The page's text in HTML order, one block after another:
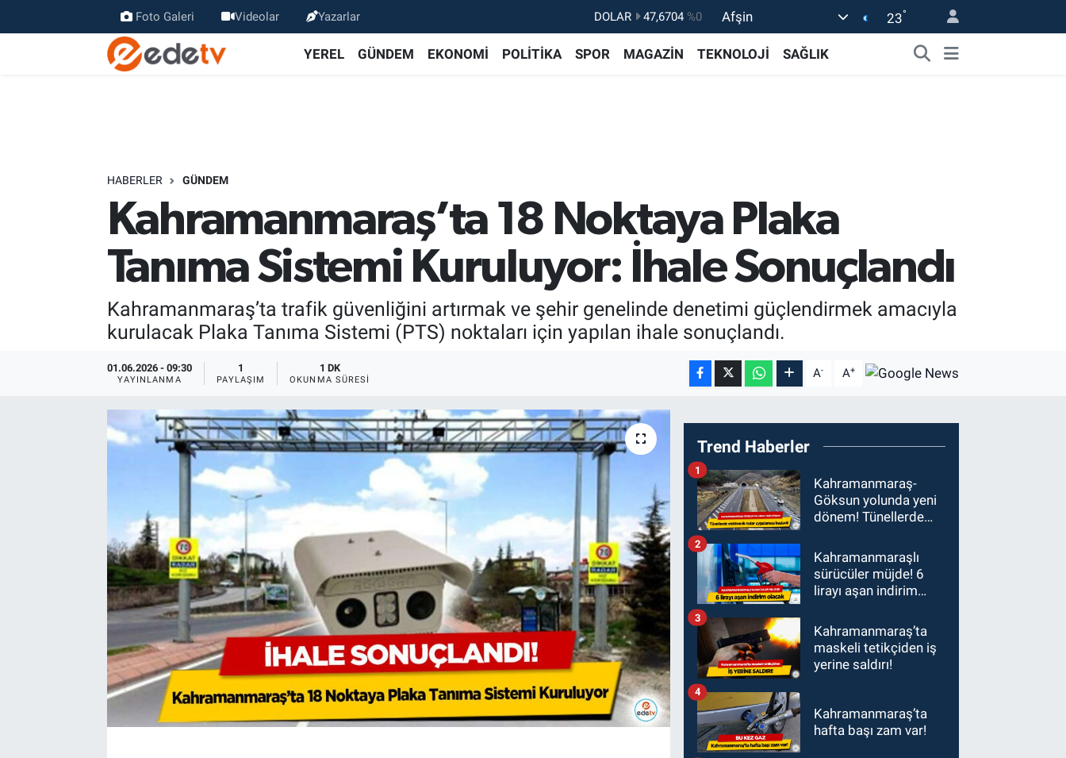
Foto Galeri Videolar Yazarlar DOLAR 47,6704 %0
EURO
55,0406
%-0.08
Afşin 23°
YEREL GÜNDEM EKONOMİ POLİTİKA SPOR MAGAZİN TEKNOLOJİ SAĞLIK
HABERLER GÜNDEM
Kahramanmaraş’ta 18 Noktaya Plaka
Tanıma Sistemi Kuruluyor: İhale Sonuçlandı
Kahramanmaraş’ta trafik güvenliğini artırmak ve şehir genelinde denetimi güçlendirmek amacıyla
kurulacak Plaka Tanıma Sistemi (PTS) noktaları için yapılan ihale sonuçlandı.
01.06.2026 - 09:30
YAYINLANMA
1
PAYLAŞIM
1 DK
OKUNMA SÜRESI A- A+
Trend Haberler
Kahramanmaraş-
Göksun yolunda yeni
dönem! Tünellerde
uygulaması başladı
1
Kahramanmaraşlı
sürücüler müjde! 6
lirayı aşan indirim
2
Kahramanmaraş’ta
maskeli tetikçiden iş
yerine saldırı!
3
Kahramanmaraş’ta
hafta başı zam var!
4